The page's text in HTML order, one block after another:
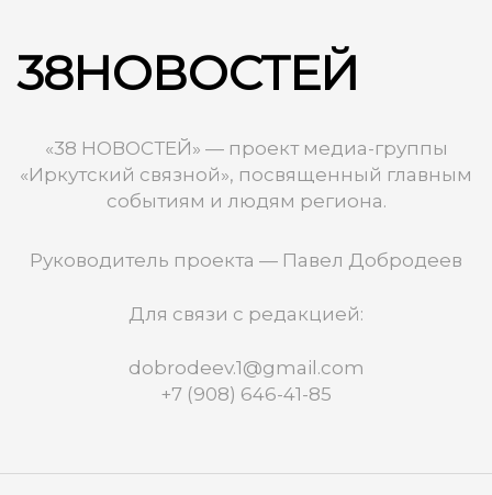
38НОВОСТЕЙ
«38 НОВОСТЕЙ» — проект медиа-группы
«Иркутский связной», посвященный главным
событиям и людям региона.
Руководитель проекта — Павел Добродеев
Для связи с редакцией:
dobrodeev.1@gmail.com
+7 (908) 646-41-85